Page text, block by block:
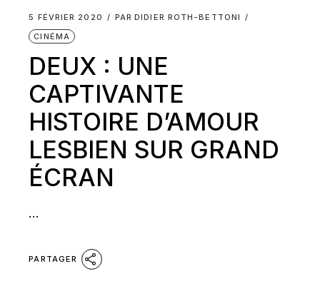
5 FÉVRIER 2020 PAR DIDIER ROTH-BETTONI
CINÉMA
DEUX : UNE
CAPTIVANTE
HISTOIRE D’AMOUR
LESBIEN SUR GRAND
ÉCRAN
...
PARTAGER